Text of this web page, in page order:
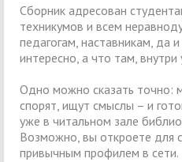
Сборник адресован
техникумов и всем
педагогам, наставникам, да
интересно, а что там,
Одно можно сказать
спорят, ищут смыслы – и
уже в читальном зале
Возможно, вы откроете для
привычным профилем в сети.